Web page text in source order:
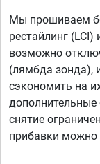
Мы прошиваем
рестайлинг
возможно
(лямбда зонда),
сэкономить на
снятие
прибавки можно